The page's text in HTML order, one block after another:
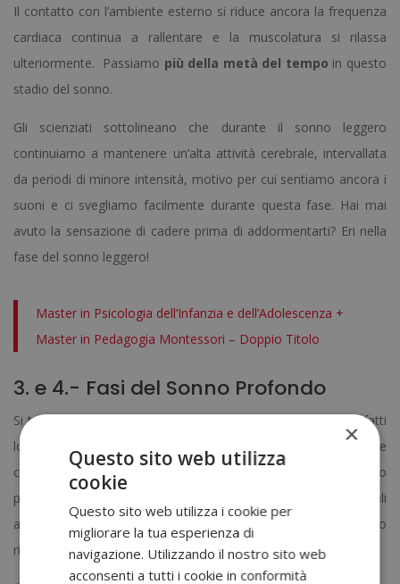
Il contatto con l’ambiente esterno si riduce ancora la frequenza
cardiaca continua a rallentare e la muscolatura si rilassa
ulteriormente. Passiamo più della metà del tempo in questo
stadio del sonno.
Gli scienziati sottolineano che durante il sonno leggero
continuiamo a mantenere un’alta attività cerebrale, intervallata
da periodi di minore intensità, motivo per cui sentiamo ancora i
suoni e ci svegliamo facilmente durante questa fase. Hai mai
avuto la sensazione di cadere prima di addormentarti? Eri nella
fase del sonno leggero!
Master in Psicologia dell’Infanzia e dell’Adolescenza +
Master in Pedagogia Montessori – Doppio Titolo
3. e 4.- Fasi del Sonno Profondo
Si tratta di duefasi del sonno che vanno della mano. Infatti
lo stadio 3 vero e proprio dura solo qualche minuto e
corrisponde alla transizione dal sonno leggero a quello
profondo. Dura circa due o tre minuti durante i quali
abbracciamo gradualmente il sonno profondo e siamo in pieno
rilassamento.
×
Questo sito web utilizza
cookie
Questo sito web utilizza i cookie per
migliorare la tua esperienza di
navigazione. Utilizzando il nostro sito web
acconsenti a tutti i cookie in conformità